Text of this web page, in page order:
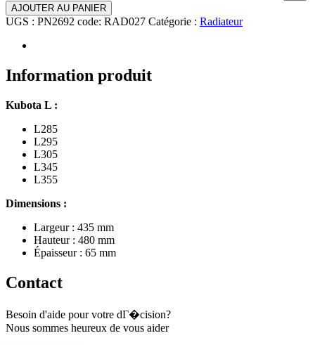
AJOUTER AU PANIER
UGS : PN2692 code: RAD027 Catégorie : Radiateur
Information produit
Kubota L :
L285
L295
L305
L345
L355
Dimensions :
Largeur : 435 mm
Hauteur : 480 mm
Épaisseur : 65 mm
Contact
Besoin d'aide pour votre dГ�cision?
Nous sommes heureux de vous aider